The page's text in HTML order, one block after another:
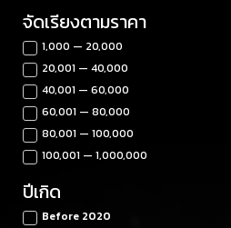
จัดเรียงตามราคา
1,000 — 20,000
20,001 — 40,000
40,001 — 60,000
60,001 — 80,000
80,001 — 100,000
100,001 — 1,000,000
ปีเกิด
Before 2020